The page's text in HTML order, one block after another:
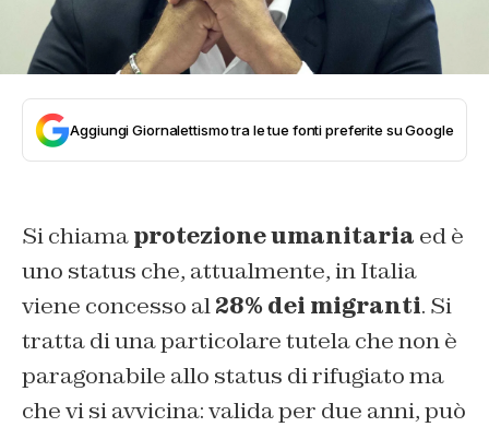
Aggiungi Giornalettismo tra le tue fonti preferite su Google
Si chiamaprotezione umanitaria ed è
uno status che, attualmente, in Italia
viene concesso al28% dei migranti. Si
tratta di una particolare tutela che non è
paragonabile allo status di rifugiato ma
che vi si avvicina: valida per due anni, può